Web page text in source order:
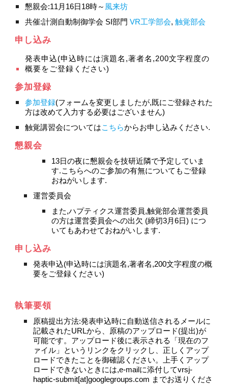
懇親会:11月16日18時～ 風来坊
共催:計測自動制御学会 SI部門 VR工学部会, 触覚部会
申し込み
発表申込(申込時には演題名,著者名,200文字程度の
概要をご登録ください)
参加登録
参加登録(フォームを変更しましたが,既にご登録された
方は改めて入力する必要はございません)
触覚講習会についてはこちらからお申し込みください.
懇親会
13日の夜に懇親会を技研近隣で予定していま
す.こちらへのご参加の有無についてもご登録
おねがいします.
運営委員会
また,ハプティクス運営委員,触覚部会運営委員
の方は運営委員会への出欠 (締切3月6日) につ
いてもあわせておねがいします.
申し込み
発表申込(申込時には演題名,著者名,200文字程度の概
要をご登録ください)
執筆要領
原稿提出方法:発表申込時に自動送信されるメールに
記載されたURLから、原稿のアップロード(提出)が
可能です。アップロード後に表示される「現在のフ
ァイル」というリンクをクリックし、正しくアップ
ロードできたことを御確認ください。上手くアップ
ロードできないときには,e-mailに添付してvrsj-
haptic-submit[at]googlegroups.com までお送りくださ